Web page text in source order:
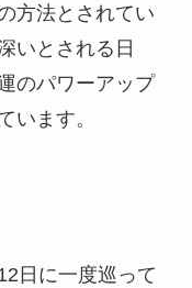
方法とされてい
いとされる日
のパワーアップ
います。
日に一度巡って